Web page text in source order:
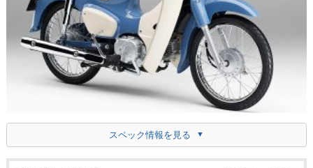
スペック情報を見る